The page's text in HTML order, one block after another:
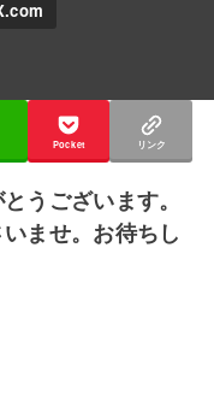
Pocket リンク
うございます。
ませ。お待ちし